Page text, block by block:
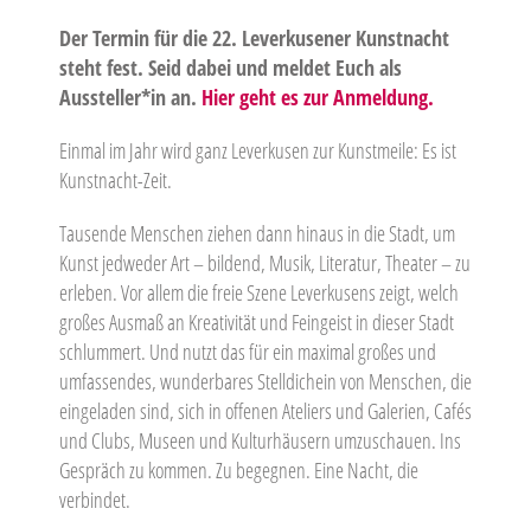
Der Termin für die 22. Leverkusener Kunstnacht
steht fest. Seid dabei und meldet Euch als
Aussteller*in an. Hier geht es zur Anmeldung.
Einmal im Jahr wird ganz Leverkusen zur Kunstmeile: Es ist
Kunstnacht-Zeit.
Tausende Menschen ziehen dann hinaus in die Stadt, um
Kunst jedweder Art – bildend, Musik, Literatur, Theater – zu
erleben. Vor allem die freie Szene Leverkusens zeigt, welch
großes Ausmaß an Kreativität und Feingeist in dieser Stadt
schlummert. Und nutzt das für ein maximal großes und
umfassendes, wunderbares Stelldichein von Menschen, die
eingeladen sind, sich in offenen Ateliers und Galerien, Cafés
und Clubs, Museen und Kulturhäusern umzuschauen. Ins
Gespräch zu kommen. Zu begegnen. Eine Nacht, die
verbindet.